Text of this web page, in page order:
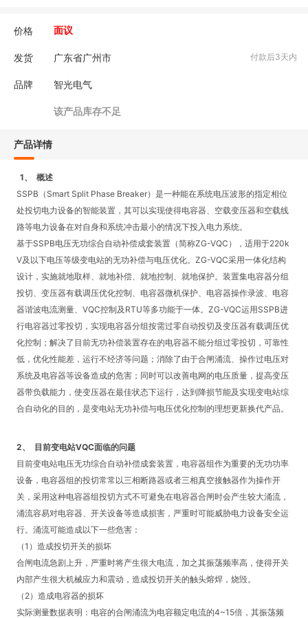
价格 面议
发货 广东省广州市 付款后3天内
品牌 智光电气
该产品库存不足
产品详情
1、
概述
SSPB （ Smart Split Phase Breaker）是一种能在系统电压波形的指定相位
处投切电力设备的智能装置，其可以实现使得电容器、空载变压器和空载线
路等电力设备在对自身和系统冲击最小的情况下投入电力系统。
基于SSPB电压无功综合自动补偿成套装置（简称ZG-VQC ），适用于220k
V及以下电压等级变电站的无功补偿与电压优化。 ZG-VQC采用一体化结构
设计，实施就地取样、就地补偿、就地控制、就地保护。装置集电容器分组
投切、变压器有载调压优化控制、电容器微机保护、电容器操作录波、电容
器谐波电流测量、 VQC控制及 RTU等多功能于一体。 ZG-VQC运用SSPB进
行电容器过零投切，实现电容器分组按需过零自动投切及变压器有载调压优
化控制；解决了目前无功补偿装置存在的电容器不能分组过零投切，可靠性
低，优化性能差，运行不经济等问题；消除了由于合闸涌流、操作过电压对
系统及电容器等设备造成的危害；同时可以改善电网的电压质量，提高变压
器带负载能力，使变压器在最佳状态下运行，达到降损节能及实现变电站综
合自动化的目的，是变电站无功补偿与电压优化控制的理想更新换代产品。
2、 目前变电站VQC面临的问题
目前变电站电压无功综合自动补偿成套装置，电容器组作为重要的无功功率
设备，电容器组的投切常常以三相断路器或者三相真空接触器作为操作开
关，采用这种电容器组投切方式不可避免在电容器合闸时会产生较大涌流，
涌流容易对电容器、开关设备等造成损害，严重时可能威胁电力设备安全运
行。涌流可能造成以下一些危害：
（1 ）造成投切开关的损坏
合闸电流急剧上升，严重时将产生很大电流，加之其振荡频率高，使得开关
内部产生很大机械应力和震动，造成投切开关的触头熔焊，烧毁。
（ 2）造成电容器的损坏
实际测量数据表明：电容的合闸涌流为电容额定电流的4~15倍，其振荡频